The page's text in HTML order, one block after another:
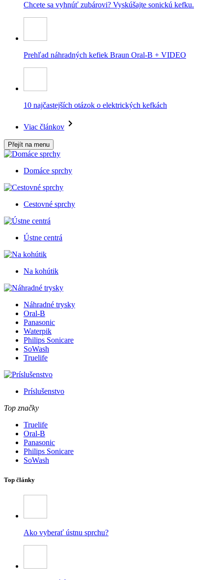
Chcete sa vyhnúť zubárovi? Vyskúšajte sonickú kefku.
Prehľad náhradných kefiek Braun Oral-B + VIDEO
10 najčastejších otázok o elektrických kefkách
Viac článkov
Přejít na menu
Domáce sprchy
Cestovné sprchy
Ústne centrá
Na kohútik
Náhradné trysky
Oral-B
Panasonic
Waterpik
Philips Sonicare
SoWash
Truelife
Príslušenstvo
Top značky
Truelife
Oral-B
Panasonic
Philips Sonicare
SoWash
Top články
Ako vyberať ústnu sprchu?